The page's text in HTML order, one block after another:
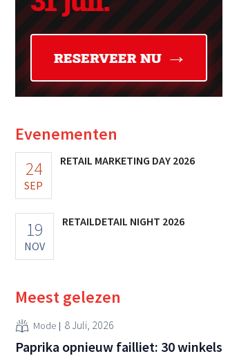
Evenementen
24
SEP
RETAIL MARKETING DAY 2026
19
NOV
RETAILDETAIL NIGHT 2026
Meest gelezen
Mode 8 Juli, 2026
Paprika opnieuw failliet: 30 winkels